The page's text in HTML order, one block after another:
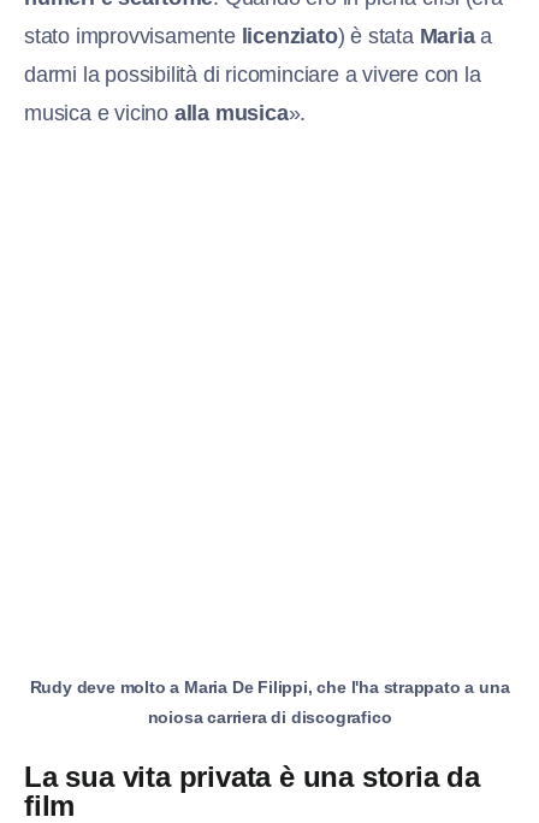
stato improvvisamente licenziato) è stata Mariaa
darmi la possibilità di ricominciare a vivere con la
musica e vicino alla musica».
Rudy deve molto a Maria De Filippi, che l'ha strappato a una
noiosa carriera di discografico
La sua vita privata è una storia da
film